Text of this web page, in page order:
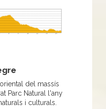
del massís
Parc Natural l'any
i culturals.